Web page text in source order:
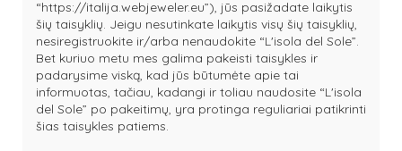
“https://italija.webjeweler.eu”), jūs pasižadate laikytis
šių taisyklių. Jeigu nesutinkate laikytis visų šių taisyklių,
nesiregistruokite ir/arba nenaudokite “L'isola del Sole”.
Bet kuriuo metu mes galima pakeisti taisykles ir
padarysime viską, kad jūs būtumėte apie tai
informuotas, tačiau, kadangi ir toliau naudosite “L'isola
del Sole” po pakeitimų, yra protinga reguliariai patikrinti
šias taisykles patiems.